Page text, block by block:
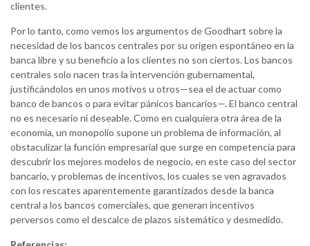
clientes.
Por lo tanto, como vemos los argumentos de Goodhart sobre la
necesidad de los bancos centrales por su origen espontáneo en la
banca libre y su beneficio a los clientes no son ciertos. Los bancos
centrales solo nacen tras la intervención gubernamental,
justificándolos en unos motivos u otros—sea el de actuar como
banco de bancos o para evitar pánicos bancarios—. El banco central
no es necesario ni deseable. Como en cualquiera otra área de la
economía, un monopolio supone un problema de información, al
obstaculizar la función empresarial que surge en competencia para
descubrir los mejores modelos de negocio, en este caso del sector
bancario, y problemas de incentivos, los cuales se ven agravados
con los rescates aparentemente garantizados desde la banca
central a los bancos comerciales, que generan incentivos
perversos como el descalce de plazos sistemático y desmedido.